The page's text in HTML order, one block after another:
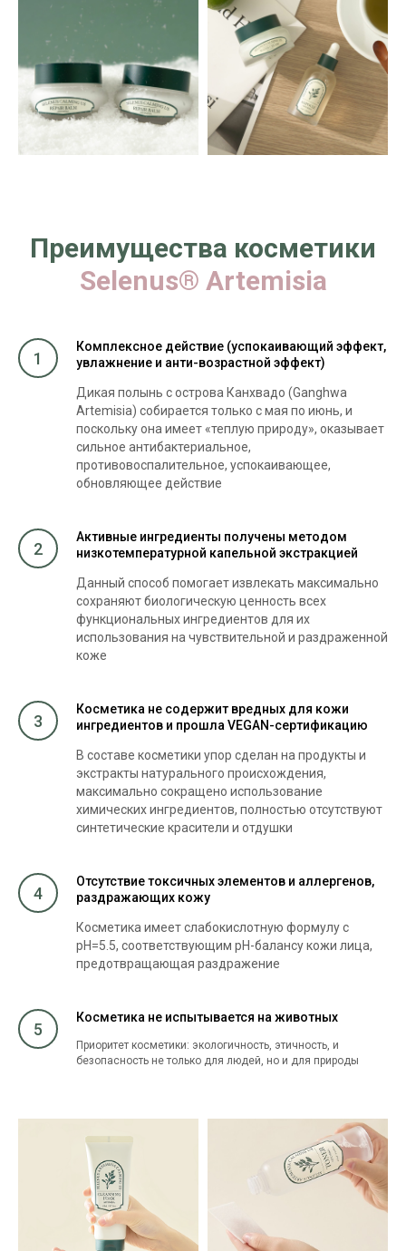
Преимущества косметики
Selenus® Artemisia
1
Комплексное действие (успокаивающий эффект,
увлажнение и анти-возрастной эффект)
Дикая полынь с острова Канхвадо (Ganghwa
Artemisia) собирается только с мая по июнь, и
поскольку она имеет «теплую природу», оказывает
сильное антибактериальное,
противовоспалительное, успокаивающее,
обновляющее действие
2
Активные ингредиенты получены методом
низкотемпературной капельной экстракцией
Данный способ помогает извлекать максимально
сохраняют биологическую ценность всех
функциональных ингредиентов для их
использования на чувствительной и раздраженной
коже
3
Косметика не содержит вредных для кожи
ингредиентов и прошла VEGAN-сертификацию
В составе косметики упор сделан на продукты и
экстракты натурального происхождения,
максимально сокращено использование
химических ингредиентов, полностью отсутствуют
синтетические красители и отдушки
4
Отсутствие токсичных элементов и аллергенов,
раздражающих кожу
Косметика имеет слабокислотную формулу с
pH=5.5, соответствующим pH-балансу кожи лица,
предотвращающая раздражение
5
Косметика не испытывается на животных
Приоритет косметики: экологичность, этичность, и
безопасность не только для людей, но и для природы